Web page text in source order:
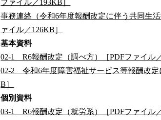
ファイル／193KB］
事務連絡（令和6年度報酬改定に伴う共同生
ァイル／126KB］
基本資料
02-1 R6報酬改定（調べ方）［PDFファイル
02-2 令和6年度障害福祉サービス等報酬改
B］
個別資料
03-1 R6報酬改定（就労系）［PDFファイル